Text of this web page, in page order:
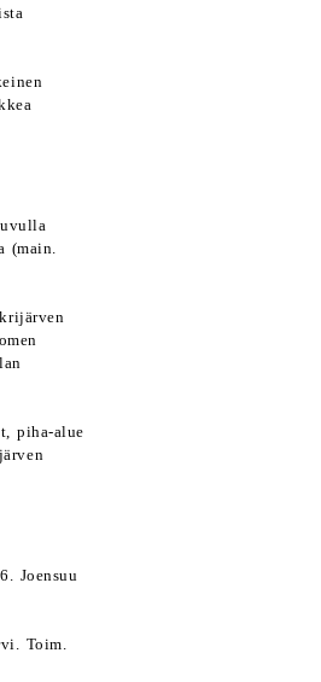
(main.
piha-alue
Joensuu
Toim.